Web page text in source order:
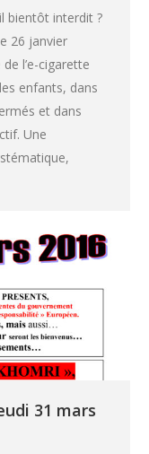
bientôt interdit ?
26 janvier
l’e-cigarette
enfants, dans
et dans
Une
31 mars